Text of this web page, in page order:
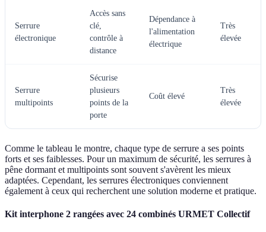
Serrure
électronique
Accès sans
clé,
contrôle à
distance
Dépendance à
l'alimentation
électrique
Très
élevée
Serrure
multipoints
Sécurise
plusieurs
points de la
porte
Coût élevé
Très
élevée
Comme le tableau le montre, chaque type de serrure a ses points
forts et ses faiblesses. Pour un maximum de sécurité, les serrures à
pêne dormant et multipoints sont souvent s'avèrent les mieux
adaptées. Cependant, les serrures électroniques conviennent
également à ceux qui recherchent une solution moderne et pratique.
Kit interphone 2 rangées avec 24 combinés URMET Collectif